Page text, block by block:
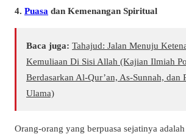
4. Puasa dan Kemenangan Spiritual
Baca juga: Tahajud: Jalan Menuju
Kemuliaan Di Sisi Allah (Kajian Ilmiah
Berdasarkan Al-Qur’an, As-Sunnah, dan
Ulama)
Orang-orang yang berpuasa sejatinya